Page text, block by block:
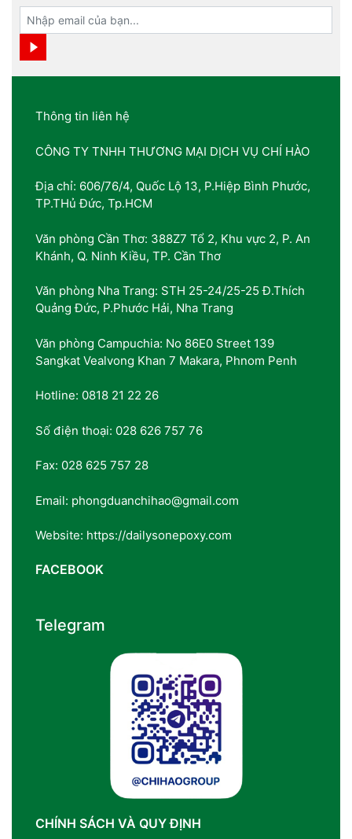
Thông tin liên hệ
CÔNG TY TNHH THƯƠNG MẠI DỊCH VỤ CHÍ HÀO
Địa chỉ: 606/76/4, Quốc Lộ 13, P.Hiệp Bình Phước,
TP.THủ Đức, Tp.HCM
Văn phòng Cần Thơ: 388Z7 Tổ 2, Khu vực 2, P. An
Khánh, Q. Ninh Kiều, TP. Cần Thơ
Văn phòng Nha Trang: STH 25-24/25-25 Đ.Thích
Quảng Đức, P.Phước Hải, Nha Trang
Văn phòng Campuchia: No 86E0 Street 139
Sangkat Vealvong Khan 7 Makara, Phnom Penh
Hotline: 0818 21 22 26
Số điện thoại: 028 626 757 76
Fax: 028 625 757 28
Email: phongduanchihao@gmail.com
Website: https://dailysonepoxy.com
FACEBOOK
Telegram
CHÍNH SÁCH VÀ QUY ĐỊNH